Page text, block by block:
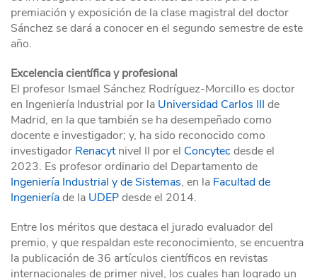
premiación y exposición de la clase magistral del doctor
Sánchez se dará a conocer en el segundo semestre de este
año.
Excelencia científica y profesional
El profesor Ismael Sánchez Rodríguez-Morcillo es doctor
en Ingeniería Industrial por la Universidad Carlos III de
Madrid, en la que también se ha desempeñado como
docente e investigador; y, ha sido reconocido como
investigador Renacytnivel II por el Concytecdesde el
2023. Es profesor ordinario del Departamento de
Ingeniería Industrial y de Sistemas, en la Facultad de
Ingenieríade la UDEPdesde el 2014.
Entre los méritos que destaca el jurado evaluador del
premio, y que respaldan este reconocimiento, se encuentra
la publicación de 36 artículos científicos en revistas
internacionales de primer nivel, los cuales han logrado un